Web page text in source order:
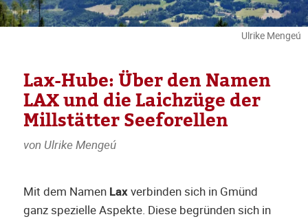
Ulrike Mengeú
Lax-Hube: Über den Namen
LAX und die Laichzüge der
Millstätter Seeforellen
von Ulrike Mengeú
Mit dem Namen Laxverbinden sich in Gmünd
ganz spezielle Aspekte. Diese begründen sich in